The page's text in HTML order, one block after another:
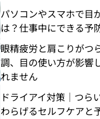
パソコンやスマホで目
は？仕事中にできる予
眼精疲労と肩こりが
調、目の使い方が影響
れません
ドライアイ対策｜つら
わらげるセルフケアと